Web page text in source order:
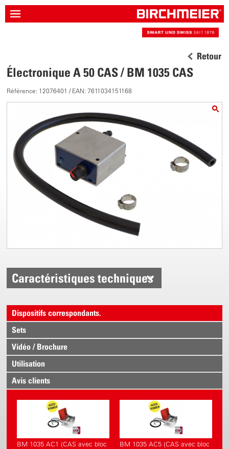
Retour
Électronique A 50 CAS / BM 1035 CAS
Référence: 12076401 / EAN: 7611034151168
Caractéristiques techniques
Dispositifs correspondants.
Sets
Vidéo / Brochure
Utilisation
Avis clients
BM 1035 AC1 (CAS avec bloc
BM 1035 AC5 (CAS avec bloc